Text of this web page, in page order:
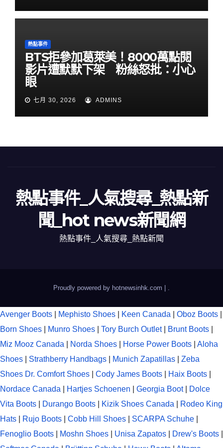
熱點事件
BTS拒參加葛萊美！8000萬點閱
影片遭默默下架 粉絲怒批：小心
眼
七月 30, 2026 ADMINS
熱點事件_人氣搜尋_熱點新
聞_hot news新聞網
熱點事件_人氣搜尋_熱點新聞
Proudly powered by hotnewsinhk.com |
Avenger Boots Mephisto Shoes Keen Canada Oboz Boots
Born Shoes
Munro Shoes Tory Burch Outlet Brunt Boots
Miz Mooz Canada
Norda Shoes Horse Power Boots
Aloha
Shoes
Strathberry Handbags Munich Zapatillas
Zeba
Shoes Dr. Comfort Shoes Cody James Boots Haix Boots
Nordace Canada
Hartjes Schoenen Georgia Boot|
Dolce
Vita Boots
Durango Boots Kizik Shoes Canada
Rodeo King
Hats
Rujo Boots Cobb Hill Shoes SCARPA Schuhe
Fenoglio Boots
Moshn Shoes Unisa Zapatos Drew's Boots